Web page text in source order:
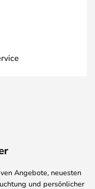
Angebote, neuesten
und persönlicher